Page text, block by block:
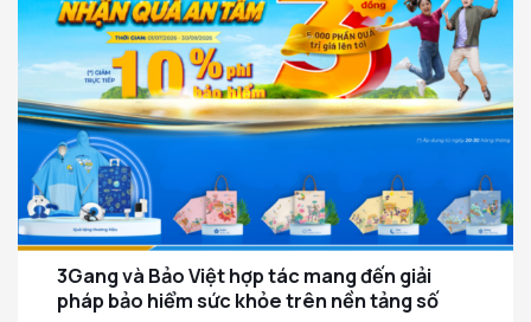
3Gang và Bảo Việt hợp tác mang đến giải
pháp bảo hiểm sức khỏe trên nền tảng số